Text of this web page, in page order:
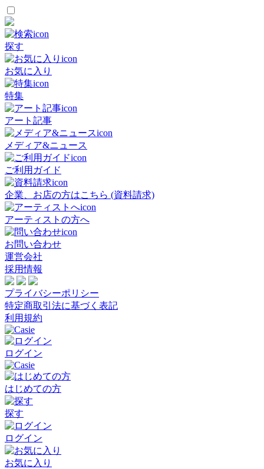
探す
お気に入り
特集
アート記事
メディア&ニュース
ご利用ガイド
企業、お店の方はこちら (資料請求)
アーティストの方へ
お問い合わせ
運営会社
採用情報
プライバシーポリシー
特定商取引法に基づく表記
利用規約
ログイン
はじめての方
探す
ログイン
お気に入り